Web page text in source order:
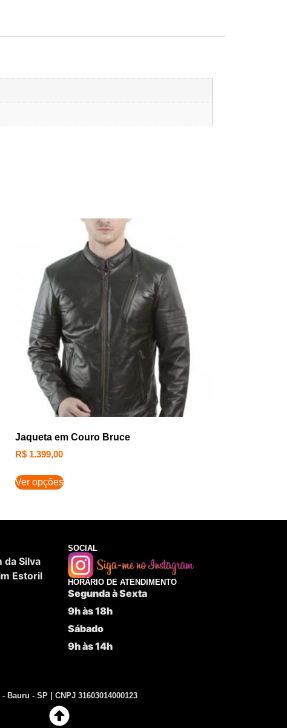
Jaqueta em Couro Bruce
R$ 1.399,00
Ver opções
da Silva
Estoril
SOCIAL
HORÁRIO DE ATENDIMENTO
Segunda à Sexta
9h às 18h
Sábado
9h às 14h
- SP | CNPJ 31603014000123